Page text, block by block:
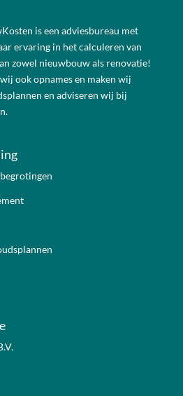
is een adviesbureau met
ervaring in het calculeren van
zowel nieuwbouw als renovatie!
ook opnames en maken wij
en adviseren wij bij